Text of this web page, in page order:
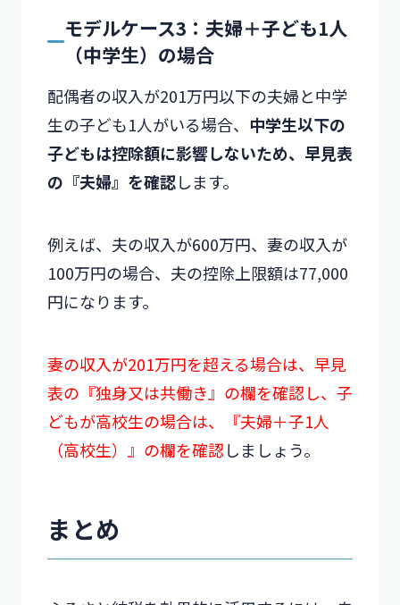
モデルケース3：夫婦＋子ども1人
（中学生）の場合
配偶者の収入が201万円以下の夫婦と中学
生の子ども1人がいる場合、 中学生以下の
子どもは控除額に影響しないため、早見表
の『夫婦』を確認します。
例えば、夫の収入が600万円、妻の収入が
100万円の場合、夫の控除上限額は77,000
円になります。
妻の収入が201万円を超える場合は、早見
表の『独身又は共働き』の欄を確認し、子
どもが高校生の場合は、『夫婦＋子1人
（高校生）』の欄を確認しましょう。
まとめ